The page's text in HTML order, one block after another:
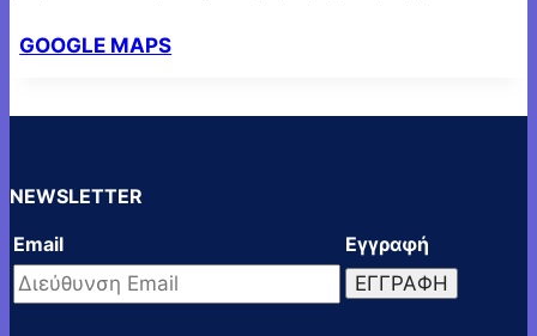
GOOGLE MAPS
NEWSLETTER
Email Εγγραφή